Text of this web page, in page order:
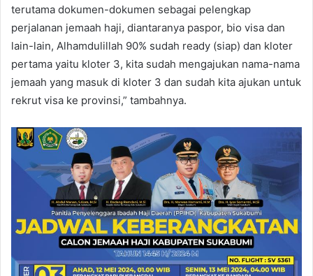
terutama dokumen-dokumen sebagai pelengkap
perjalanan jemaah haji, diantaranya paspor, bio visa dan
lain-lain, Alhamdulillah 90% sudah ready (siap) dan kloter
pertama yaitu kloter 3, kita sudah mengajukan nama-nama
jemaah yang masuk di kloter 3 dan sudah kita ajukan untuk
rekrut visa ke provinsi,” tambahnya.